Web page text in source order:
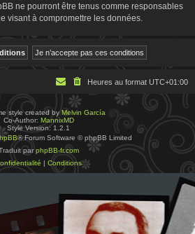
ne pourront être tenus comme responsables
visant à compromettre les données.
Heures au format UTC+01:00
style created byMelvin García
Co-Author: MannixMD
Style Version: 1.2.1
® Forum Software © phpBB Limited
parphpBB-fr.com
| Conditions